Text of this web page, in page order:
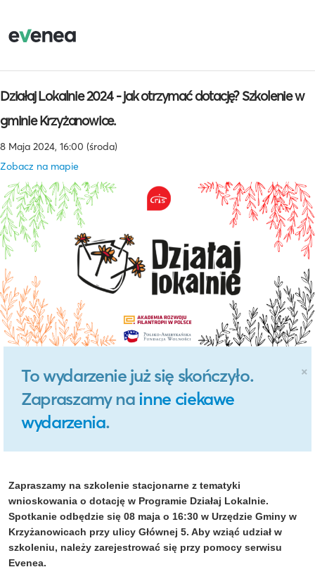
Działaj Lokalnie 2024 - jak otrzymać dotację? Szkolenie w
gminie Krzyżanowice.
8 Maja 2024, 16:00 (środa)
Zobacz na mapie
×
To wydarzenie już się skończyło.
Zapraszamy na inne ciekawe
wydarzenia.
Zapraszamy na szkolenie stacjonarne z tematyki
wnioskowania o dotację w Programie Działaj Lokalnie.
Spotkanie odbędzie się 08 maja o 16:30 w Urzędzie Gminy w
Krzyżanowicach przy ulicy Głównej 5. Aby wziąć udział w
szkoleniu, należy zarejestrować się przy pomocy serwisu
Evenea.